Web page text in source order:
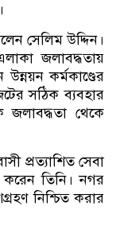
সেলিম উদ্দিন।
জলাবদ্ধতায়
কর্মকাণ্ডের
সঠিক ব্যবহার
জলাবদ্ধতা থেকে
প্রত্যাশিত সেবা
করেন তিনি। নগর
নিশ্চিত করার